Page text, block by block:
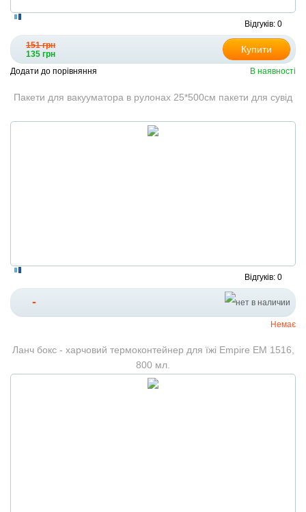
Відгуків: 0
151 грн
135 грн
Купити
Додати до порівняння В наявності
Пакети для вакууматора в рулонах 25*500см пакети для сувід
Відгуків: 0
-
Немає
Ланч бокс - харчовий термоконтейнер для їжі Empire EM 1516,
800 мл.